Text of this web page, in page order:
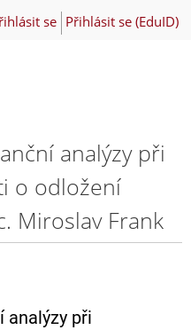
se Přihlásit se (EduID)
analýzy při
o odložení
Miroslav Frank
analýzy při